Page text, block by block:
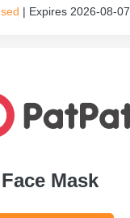
| Expires 2026-08-07
Face Mask